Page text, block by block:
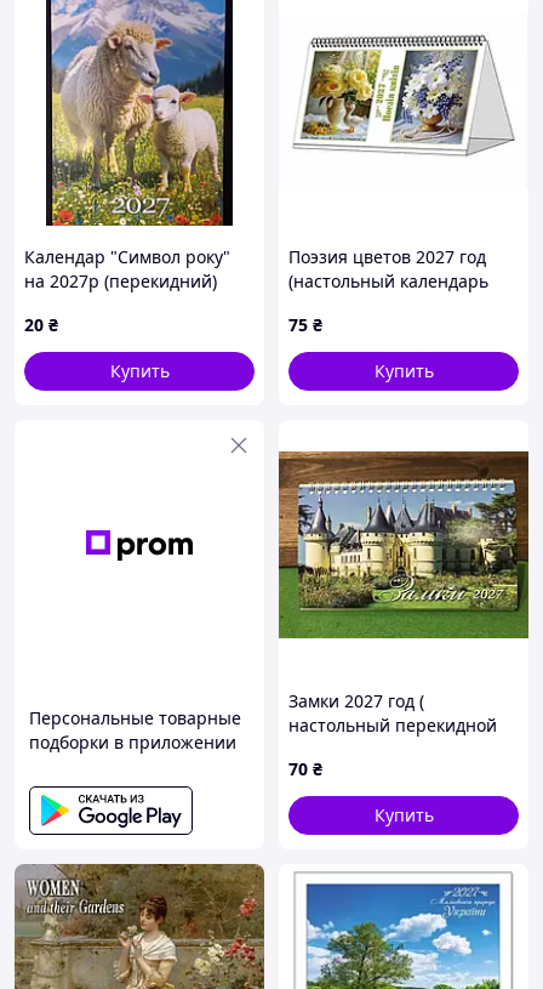
Календар "Символ року"
на 2027р (перекидний)
20 ₴
Купить
Поэзия цветов 2027 год
(настольный календарь
75 ₴
Купить
Персональные товарные
подборки в приложении
Замки 2027 год (
настольный перекидной
70 ₴
Купить